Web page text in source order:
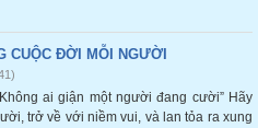
CUỘC ĐỜI MỖI NGƯỜI
ai giận một người đang cười” Hãy
trở về với niềm vui, và lan tỏa ra xung